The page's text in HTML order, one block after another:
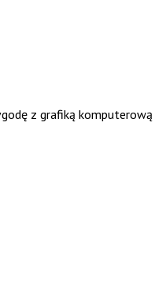
z grafiką komputerową